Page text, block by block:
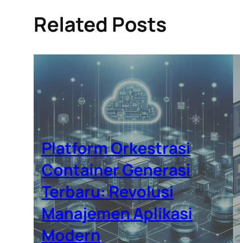
Related Posts
Platform Orkestrasi
Container Generasi
Terbaru: Revolusi
Manajemen Aplikasi
Modern